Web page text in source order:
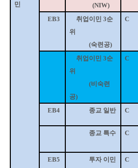
민
(NIW)
EB3 취업이민 3순
위
(숙련공)
C
취업이민 3순
위
(비숙련
공)
C
EB4 종교 일반 C
종교 특수 C
EB5
투자 이민
C